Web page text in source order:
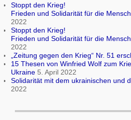
Stoppt den Krieg!
Frieden und Solidarität für die
2022
Stoppt den Krieg!
Frieden und Solidarität für die
2022
„Zeitung gegen den Krieg“ Nr. 51
15 Thesen von Winfried Wolf zum
Ukraine 5. April 2022
Solidarität mit dem ukrainischen und
2022